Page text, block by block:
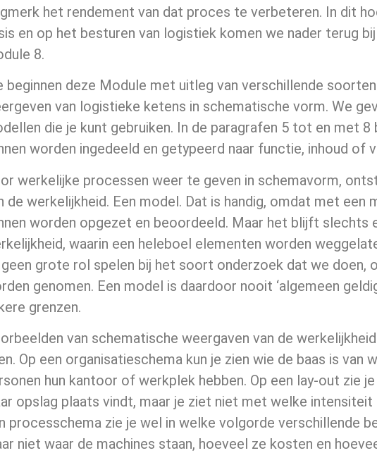
het rendement van dat proces te verbeteren. In dit
en op het besturen van logistiek komen we nader terug
8.
beginnen deze Module met uitleg van verschillende
van logistieke ketens in schematische vorm. We
die je kunt gebruiken. In de paragrafen 5 tot en met
worden ingedeeld en getypeerd naar functie, inhoud of
werkelijke processen weer te geven in schemavorm,
de werkelijkheid. Een model. Dat is handig, omdat met een
worden opgezet en beoordeeld. Maar het blijft slechts
waarin een heleboel elementen worden
grote rol spelen bij het soort onderzoek dat we
genomen. Een model is daardoor nooit ‘algemeen
grenzen.
van schematische weergaven van de
Op een organisatieschema kun je zien wie de baas is van
hun kantoor of werkplek hebben. Op een lay-out zie
opslag plaats vindt, maar je ziet niet met welke
processchema zie je wel in welke volgorde verschillende
niet waar de machines staan, hoeveel ze kosten en